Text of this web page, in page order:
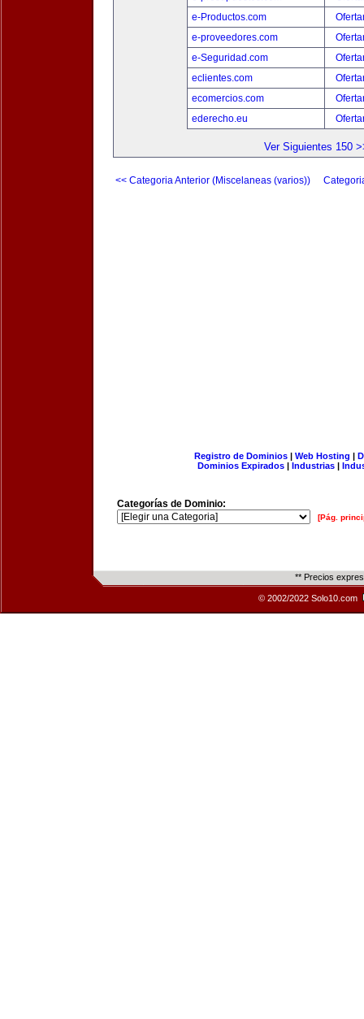
e-Productos.com
e-proveedores.com
e-Seguridad.com
eclientes.com
ecomercios.com
ederecho.eu
Ver Siguientes 150
<< Categoria Anterior (Miscelaneas (varios))
Registro de Dominios| Web Hosting |
Dominios Expirados | Industrias |
Categorías de Dominio:
[Pág.
** Precios
© 2002/2022 Solo10.com